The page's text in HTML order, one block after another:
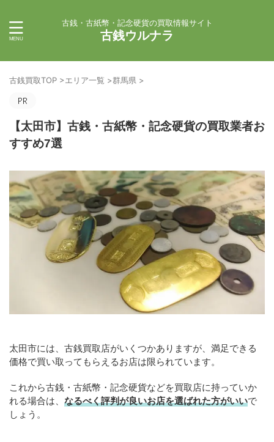
古銭・古紙幣・記念硬貨の買取情報サイト
古銭ウルナラ
古銭買取TOP >エリア一覧 >群馬県 >
【太田市】古銭・古紙幣・記念硬貨の買取業者お
すすめ7選
太田市には、古銭買取店がいくつかありますが、満足できる
価格で買い取ってもらえるお店は限られています。
これから古銭・古紙幣・記念硬貨などを買取店に持っていか
れる場合は、 なるべく評判が良いお店を選ばれた方がいいで
しょう。